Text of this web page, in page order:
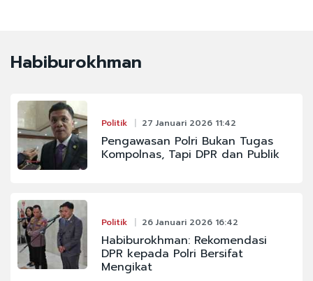
Habiburokhman
Politik 27 Januari 2026 11:42
Pengawasan Polri Bukan Tugas
Kompolnas, Tapi DPR dan Publik
Politik 26 Januari 2026 16:42
Habiburokhman: Rekomendasi
DPR kepada Polri Bersifat
Mengikat